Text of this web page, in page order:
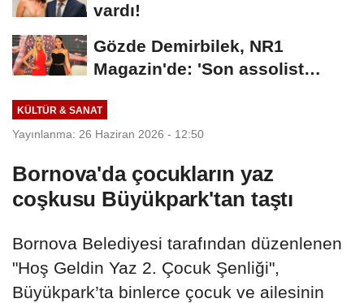
vardı!
Gözde Demirbilek, NR1
Magazin'de: 'Son assolist
KÜLTÜR & SANAT
Yayınlanma: 26 Haziran 2026 - 12:50
Bornova'da çocukların yaz
coşkusu Büyükpark'tan taştı
Bornova Belediyesi tarafından düzenlenen
"Hoş Geldin Yaz 2. Çocuk Şenliği",
Büyükpark’ta binlerce çocuk ve ailesinin